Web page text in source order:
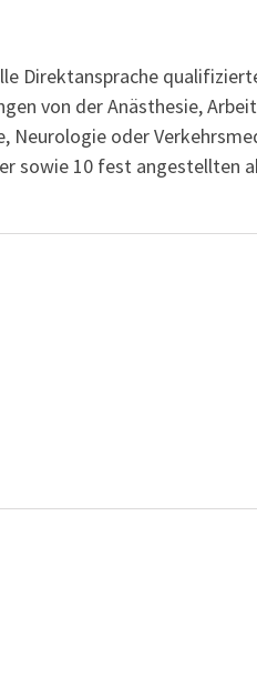
Direktansprache
von der Anästhesie,
oder
sowie 10 fest angestellten